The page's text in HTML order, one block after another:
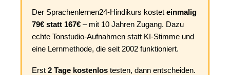
Der Sprachenlernen24-Hindikurs kostet einmalig
79€ statt 167€ – mit 10 Jahren Zugang. Dazu
echte Tonstudio-Aufnahmen statt KI-Stimme und
eine Lernmethode, die seit 2002 funktioniert.
Erst 2 Tage kostenlos testen, dann entscheiden.